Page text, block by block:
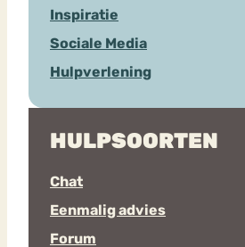
Inspiratie
Sociale Media
Hulpverlening
HULPSOORTEN
Chat
Eenmalig advies
Forum